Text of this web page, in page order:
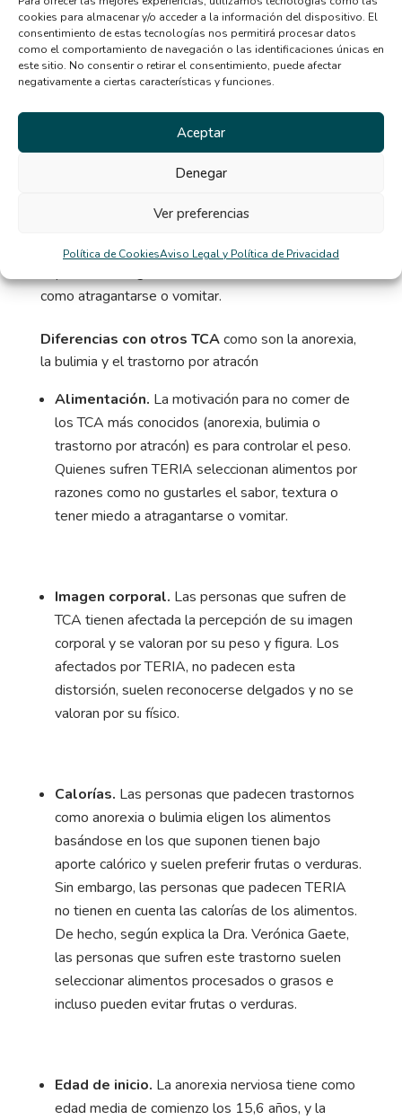
cookies para almacenar y/o acceder a la información del dispositivo. El
consentimiento de estas tecnologías nos permitirá procesar datos
como el comportamiento de navegación o las identificaciones únicas en
este sitio. No consentir o retirar el consentimiento, puede afectar
negativamente a ciertas características y funciones.
Aceptar
Denegar
Ver preferencias
Política de CookiesAviso Legal y Política de Privacidad
Tipos de TERIA:
dentro de este trastorno:
No comen lo suficiente y no tienen interés por
relación a sus características sensoriales.
Rechazan alimentos por haber sufrido
como atragantarse o vomitar.
Diferencias con otros TCAcomo son la anorexia,
la bulimia y el trastorno por atracón
Alimentación. La motivación para no comer de
los TCA más conocidos (anorexia, bulimia o
trastorno por atracón) es para controlar el peso.
Quienes sufren TERIA seleccionan alimentos por
razones como no gustarles el sabor, textura o
tener miedo a atragantarse o vomitar.
Imagen corporal. Las personas que sufren de
TCA tienen afectada la percepción de su imagen
corporal y se valoran por su peso y figura. Los
afectados por TERIA, no padecen esta
distorsión, suelen reconocerse delgados y no se
valoran por su físico.
Calorías. Las personas que padecen trastornos
como anorexia o bulimia eligen los alimentos
basándose en los que suponen tienen bajo
aporte calórico y suelen preferir frutas o verduras.
Sin embargo, las personas que padecen TERIA
no tienen en cuenta las calorías de los alimentos.
De hecho, según explica la Dra. Verónica Gaete,
las personas que sufren este trastorno suelen
seleccionar alimentos procesados o grasos e
incluso pueden evitar frutas o verduras.
Edad de inicio. La anorexia nerviosa tiene como
edad media de comienzo los 15,6 años, y la